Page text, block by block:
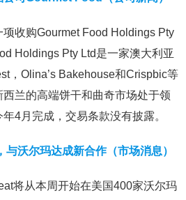
收购Gourmet Food Holdings Pty
Holdings Pty Ltd是一家澳大利亚
，Olina’s Bakehouse和Crispbic等
兰的高端饼干和曲奇市场处于领
4月完成，交易条款没有披露。
沃尔玛达成新合作（市场消息）
将从本周开始在美国400家沃尔玛